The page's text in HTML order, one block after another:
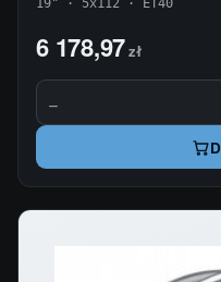
19" · 5x112 · ET40
6 178,97zł
−